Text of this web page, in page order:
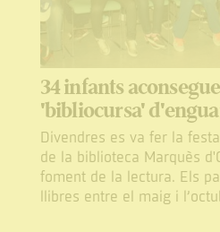
34 infants
'bibliocursa'
Divendres es va fer la
de la biblioteca Marquès
foment de la lectura. Els
llibres entre el maig i